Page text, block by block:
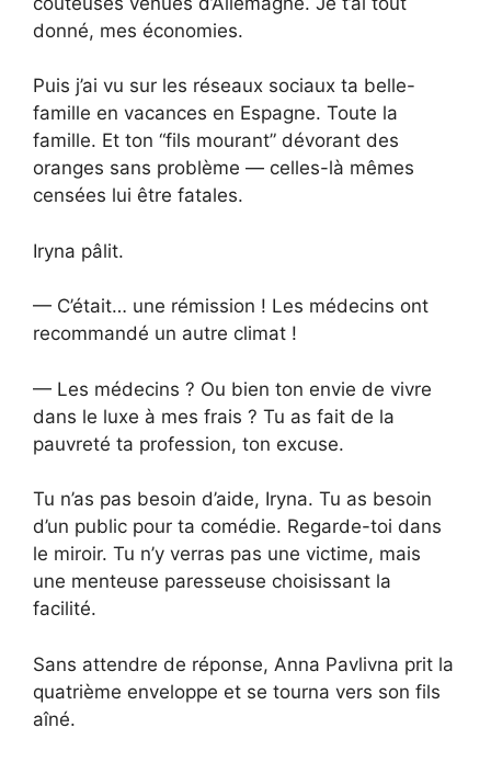
donné, mes économies.
Puis j’ai vu sur les réseaux sociaux ta belle-
famille en vacances en Espagne. Toute la
famille. Et ton “fils mourant” dévorant des
oranges sans problème — celles-là mêmes
censées lui être fatales.
Iryna pâlit.
— C’était… une rémission ! Les médecins ont
recommandé un autre climat !
— Les médecins ? Ou bien ton envie de vivre
dans le luxe à mes frais ? Tu as fait de la
pauvreté ta profession, ton excuse.
Tu n’as pas besoin d’aide, Iryna. Tu as besoin
d’un public pour ta comédie. Regarde-toi dans
le miroir. Tu n’y verras pas une victime, mais
une menteuse paresseuse choisissant la
facilité.
Sans attendre de réponse, Anna Pavlivna prit la
quatrième enveloppe et se tourna vers son fils
aîné.